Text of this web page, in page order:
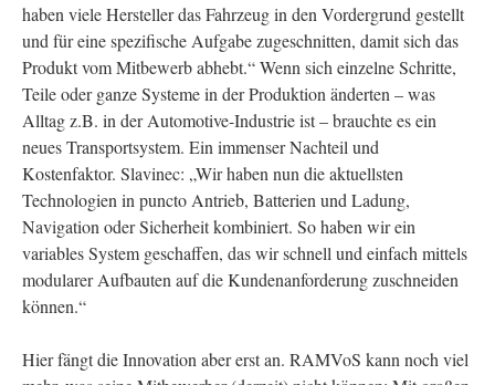
haben viele Hersteller das Fahrzeug in den Vordergrund gestellt
und für eine spezifische Aufgabe zugeschnitten, damit sich das
Produkt vom Mitbewerb abhebt.“ Wenn sich einzelne Schritte,
Teile oder ganze Systeme in der Produktion änderten – was
Alltag z.B. in der Automotive-Industrie ist – brauchte es ein
neues Transportsystem. Ein immenser Nachteil und
Kostenfaktor. Slavinec: „Wir haben nun die aktuellsten
Technologien in puncto Antrieb, Batterien und Ladung,
Navigation oder Sicherheit kombiniert. So haben wir ein
variables System geschaffen, das wir schnell und einfach mittels
modularer Aufbauten auf die Kundenanforderung zuschneiden
können.“
Hier fängt die Innovation aber erst an. RAMVoS kann noch viel